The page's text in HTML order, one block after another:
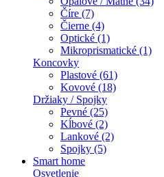
Číre (7)
Čierne (4)
Optické (1)
Mikroprismatické (1)
Koncovky
Plastové (61)
Kovové (18)
Držiaky / Spojky
Pevné (25)
Kĺbové (2)
Lankové (2)
Spojky (5)
Smart home
Osvetlenie